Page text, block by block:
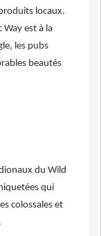
locaux.
Way est à la
les pubs
beautés
du Wild
qui
colossales et